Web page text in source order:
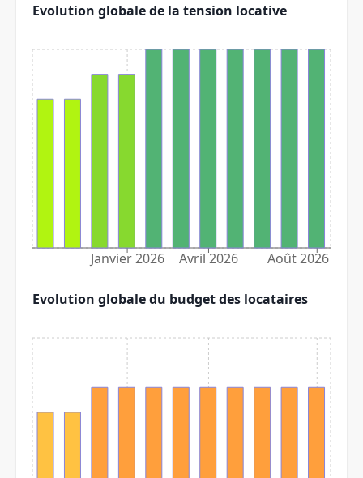
Evolution globale de la tension locative
Janvier 2026 Avril 2026 Août 2026
Evolution globale du budget des locataires